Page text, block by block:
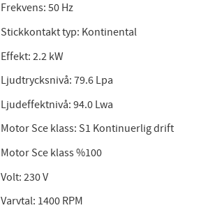
Frekvens: 50 Hz
Stickkontakt typ: Kontinental
Effekt: 2.2 kW
Ljudtrycksnivå: 79.6 Lpa
Ljudeffektnivå: 94.0 Lwa
Motor Sce klass: S1 Kontinuerlig drift
Motor Sce klass %100
Volt: 230 V
Varvtal: 1400 RPM